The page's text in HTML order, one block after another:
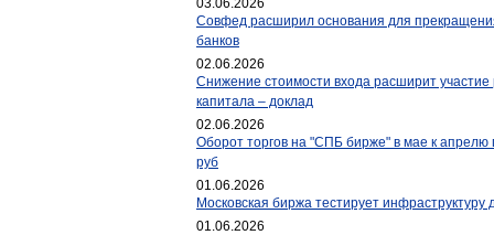
03.06.2026
Совфед расширил основания для
банков
02.06.2026
Снижение стоимости входа расширит
капитала – доклад
02.06.2026
Оборот торгов на "СПБ бирже" в мае к апрелю
руб
01.06.2026
Московская биржа тестирует инфраструктуру
01.06.2026